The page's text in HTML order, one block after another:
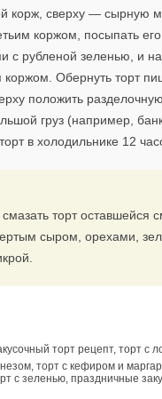
корж, сверху — сырную
коржом, посыпать
с рубленой зеленью, и
коржом. Обернуть торт
положить
груз (например,
в холодильнике 12
торт оставшейся
сыром, орехами,
торт рецепт, торт с
торт с кефиром и
с зеленью, праздничные